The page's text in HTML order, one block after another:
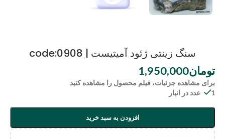
سنگ زینتی ژئود آمیتیست | code:0908
تومان1,950,000
برای مشاهده جزئیات، فیلم محصول را مشاهده کنید
1 عدد در انبار
افزودن به سبد خرید